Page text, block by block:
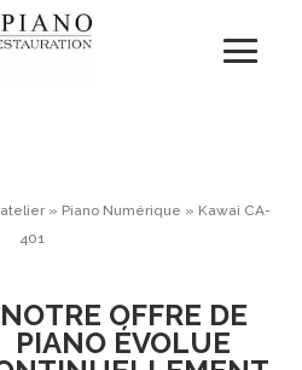
» Piano Numérique » Kawai CA-
401
NOTRE OFFRE DE
PIANO ÉVOLUE